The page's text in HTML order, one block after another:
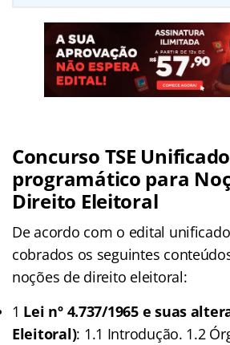
Concurso TSE
programático para
Direito Eleitoral
De acordo com o edital
cobrados os seguintes
noções de direito eleitoral:
1 Lei nº 4.737/1965 e suas
Eleitoral): 1.1 Introdução. 1.2